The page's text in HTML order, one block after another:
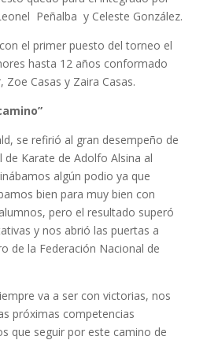
Peñalba y Celeste González.
el primer puesto del torneo el
hasta 12 años conformado
Casas y Zaira Casas.
se refirió al gran desempeño de
de Karate de Adolfo Alsina al
algún podio ya que
bien para muy bien con
pero el resultado superó
y nos abrió las puertas a
de la Federación Nacional de
va a ser con victorias, nos
próximas competencias
que seguir por este camino de